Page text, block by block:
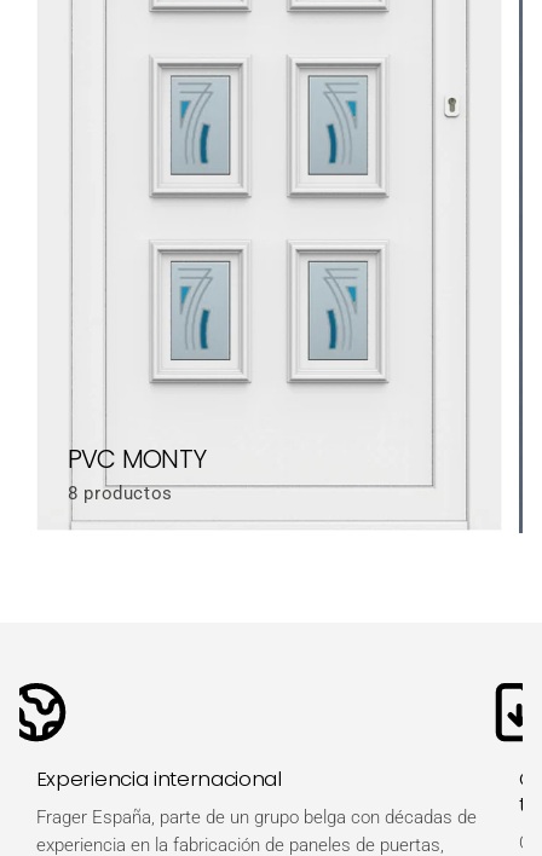
PVC MONTY
8 productos
Experiencia internacional
Frager España, parte de un grupo belga con décadas de
experiencia en la fabricación de paneles de puertas,